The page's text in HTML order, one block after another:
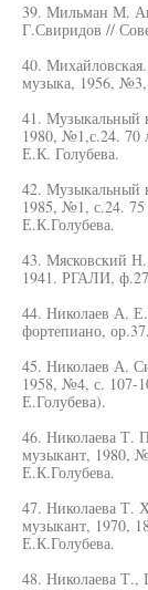
39. Мильман М.
Г.Свиридов //
40.
музыка, 1956, №3,
41. Музыкальный
1980, №1,с.24. 70
Е.К. Голубева.
42. Музыкальный
1985, №1, с.24. 75
Е.К.Голубева.
43. Мясковский
1941. РГАЛИ,
44. Николаев А.
фортепиано,
45. Николаев А.
1958, №4, с. 107-
Е.Голубева).
46. Николаева Т.
музыкант, 1980,
Е.К.Голубева.
47. Николаева Т.
музыкант, 1970,
Е.К.Голубева.
48. Николаева